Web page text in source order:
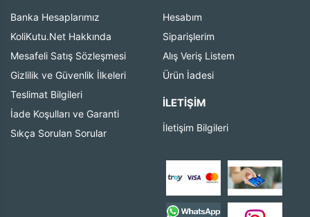
Banka Hesaplarımız
KoliKutu.Net Hakkında
Mesafeli Satış Sözleşmesi
Gizlilik ve Güvenlik İlkeleri
Teslimat Bilgileri
İade Koşulları ve Garanti
Sıkça Sorulan Sorular
Hesabım
Siparişlerim
Alış Veriş Listem
Ürün İadesi
İLETIŞIM
İletişim Bilgileri